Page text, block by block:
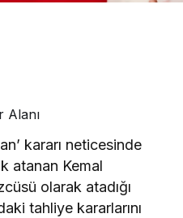
Alanı
kararı neticesinde
atanan Kemal
olarak atadığı
tahliye kararlarını